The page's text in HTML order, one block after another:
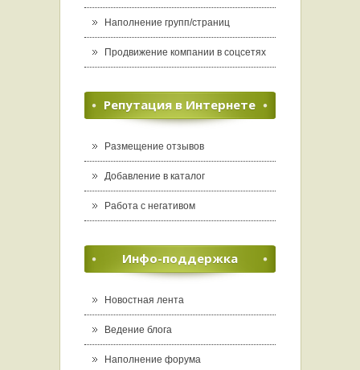
Наполнение групп/страниц
Продвижение компании в соцсетях
Репутация в Интернете
Размещение отзывов
Добавление в каталог
Работа с негативом
Инфо-поддержка
Новостная лента
Ведение блога
Наполнение форума